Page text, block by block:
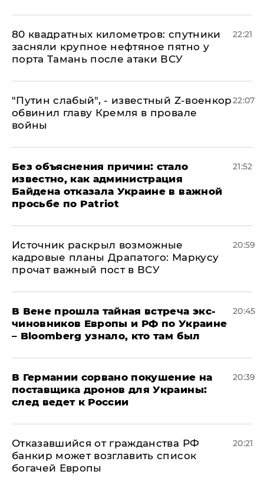
80 квадратных километров: спутники
засняли крупное нефтяное пятно у
порта Тамань после атаки ВСУ
22:21
​"Путин слабый", - известный Z-военкор
обвинил главу Кремля в провале
войны
22:07
Без объяснения причин: стало
известно, как администрация
Байдена отказала Украине в важной
просьбе по Patriot
21:52
​Источник раскрыл возможные
кадровые планы Драпатого: Маркусу
прочат важный пост в ВСУ
20:59
В Вене прошла тайная встреча экс-
чиновников Европы и РФ по Украине
– Bloomberg узнало, кто там был
20:45
​В Германии сорвано покушение на
поставщика дронов для Украины:
след ведет к России
20:39
Отказавшийся от гражданства РФ
банкир может возглавить список
богачей Европы
20:21